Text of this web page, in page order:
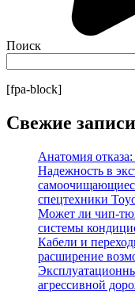
Поиск
[fpa-block]
Свежие записи
Анатомия
Надежность в
спецтехники
Может ли чип-
системы
Кабели и
расширение
агрессивной